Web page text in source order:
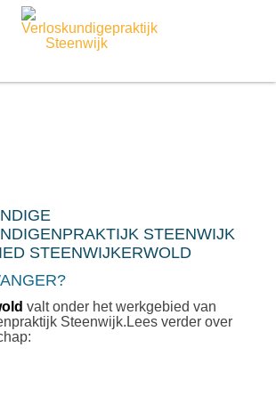
STEENWIJK
STEENWIJKERWOLD
valt onder het werkgebied van
Steenwijk.Lees verder over